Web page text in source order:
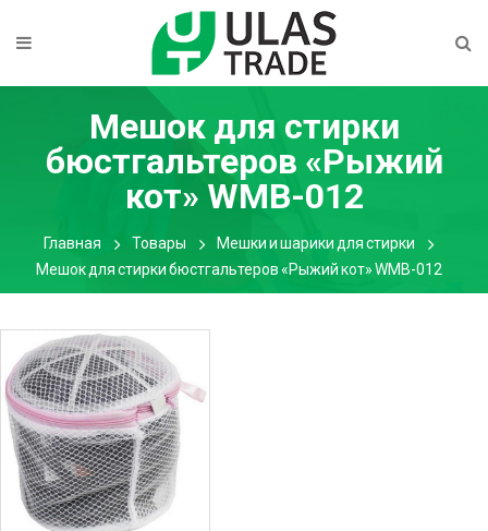
Мешок для стирки
бюстгальтеров «Рыжий
кот» WMB-012
Главная Товары
Мешки и шарики для стирки
Мешок для стирки бюстгальтеров «Рыжий кот» WMB-012